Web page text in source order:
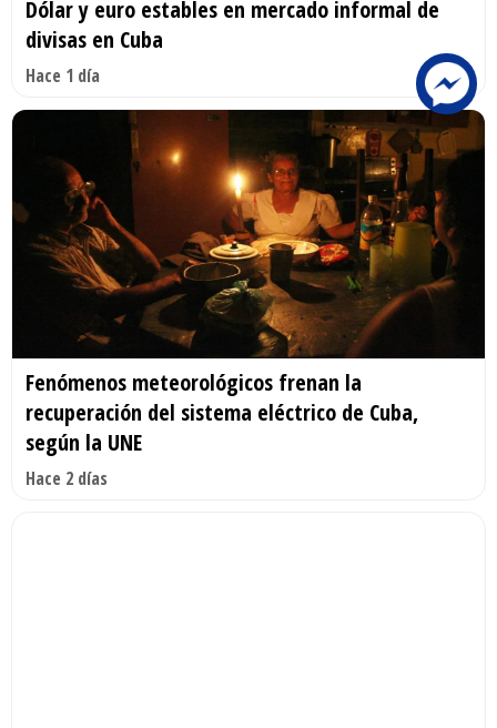
Dólar y euro estables en mercado informal de
divisas en Cuba
Hace 1 día
Fenómenos meteorológicos frenan la
recuperación del sistema eléctrico de Cuba,
según la UNE
Hace 2 días